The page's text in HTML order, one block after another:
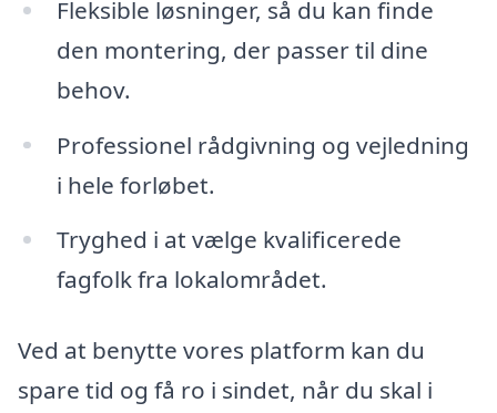
Fleksible løsninger, så du kan finde
den montering, der passer til dine
behov.
Professionel rådgivning og vejledning
i hele forløbet.
Tryghed i at vælge kvalificerede
fagfolk fra lokalområdet.
Ved at benytte vores platform kan du
spare tid og få ro i sindet, når du skal i